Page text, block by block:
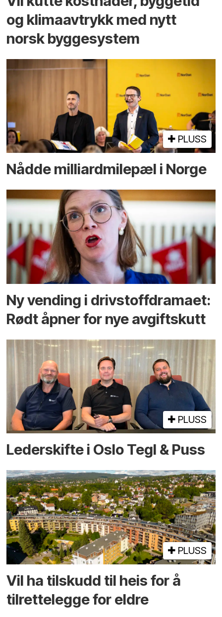
og klima­avtrykk med nytt
norsk bygge­system
PLUSS
Nådde milliard­­milepæl i Norge
Ny vending i drivstoffdramaet:
Rødt åpner for nye avgiftskutt
PLUSS
Lederskifte i Oslo Tegl & Puss
PLUSS
Vil ha tilskudd til heis for å
tilrettelegge for eldre